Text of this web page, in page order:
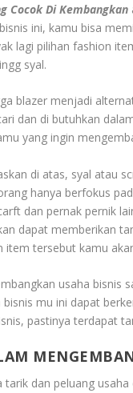
Cocok Di Kembangkan
ini, kamu bisa
lagi pilihan fashion
syal.
blazer menjadi
dan di butuhkan
yang ingin
di atas, syal atau
hanya berfokus
dan pernak pernik
dapat memberikan
item tersebut kamu
usaha bisnis
mu ini dapat
pastinya terdapat
tarik dan peluang